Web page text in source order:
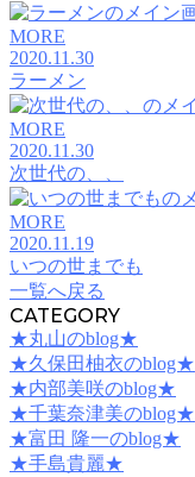
MORE
2020.11.30
ラーメン
MORE
2020.11.30
次世代の、、
MORE
2020.11.19
いつの世までも
一覧へ戻る
CATEGORY
★丸山のblog★
★久保田柚衣のblog★
★内部美咲のblog★
★千葉奈津美のblog★
★富田 隆一のblog★
★手島貴麗★